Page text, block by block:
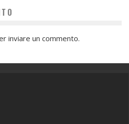
inviare un commento.